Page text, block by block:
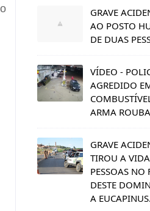
GRAVE
AO POSTO
DE DUAS
VÍDEO -
AGREDIDO
ARMA
GRAVE
TIROU A
PESSOAS NO
DESTE
A EUCAPINUS.